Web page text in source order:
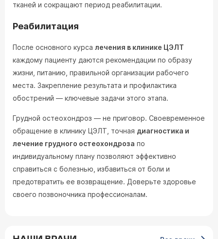
тканей и сокращают период реабилитации.
Реабилитация
После основного курса лечения в клинике ЦЭЛТ
каждому пациенту даются рекомендации по образу
жизни, питанию, правильной организации рабочего
места. Закрепление результата и профилактика
обострений — ключевые задачи этого этапа.
Грудной остеохондроз — не приговор. Своевременное
обращение в клинику ЦЭЛТ, точная диагностика и
лечение грудного остеохондроза по
индивидуальному плану позволяют эффективно
справиться с болезнью, избавиться от боли и
предотвратить ее возвращение. Доверьте здоровье
своего позвоночника профессионалам.